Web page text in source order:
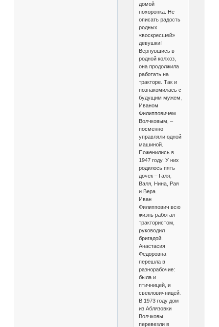
домой
похоронка. Не
описать радость
родных
«воскресшей»
девушки!
Вернувшись в
родной колхоз,
она продолжила
работать на
тракторе. Так и
познакомилась с
будущим мужем,
Иваном
Филипповичем
Волчковым, –
посменно
управляли одной
машиной.
Поженились в
1947 году. У них
родилось пять
дочек – Галя,
Валя, Нина, Рая
и Вера.
Иван
Филиппович всю
жизнь работал
трактористом,
руководил
бригадой.
Анастасия
Федоровна
перешла в
разнорабочие:
была и
птичницей, и
свек­ловичницей.
В 1973 году дом
из Аблязовки
Волчковы
перевезли в